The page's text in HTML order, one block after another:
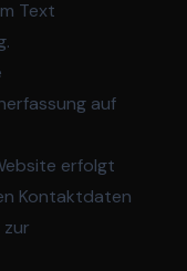
Text
auf
erfolgt
Kontaktdaten
zur